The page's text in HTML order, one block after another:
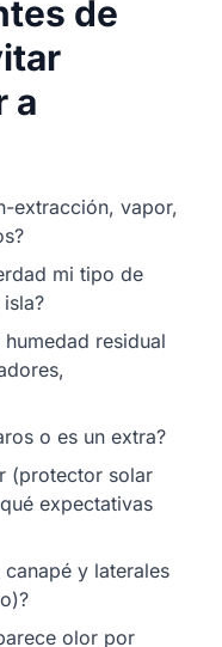
de
a
extracción, vapor,
mi tipo de
residual
o es un extra?
(protector solar
expectativas
y laterales
olor por